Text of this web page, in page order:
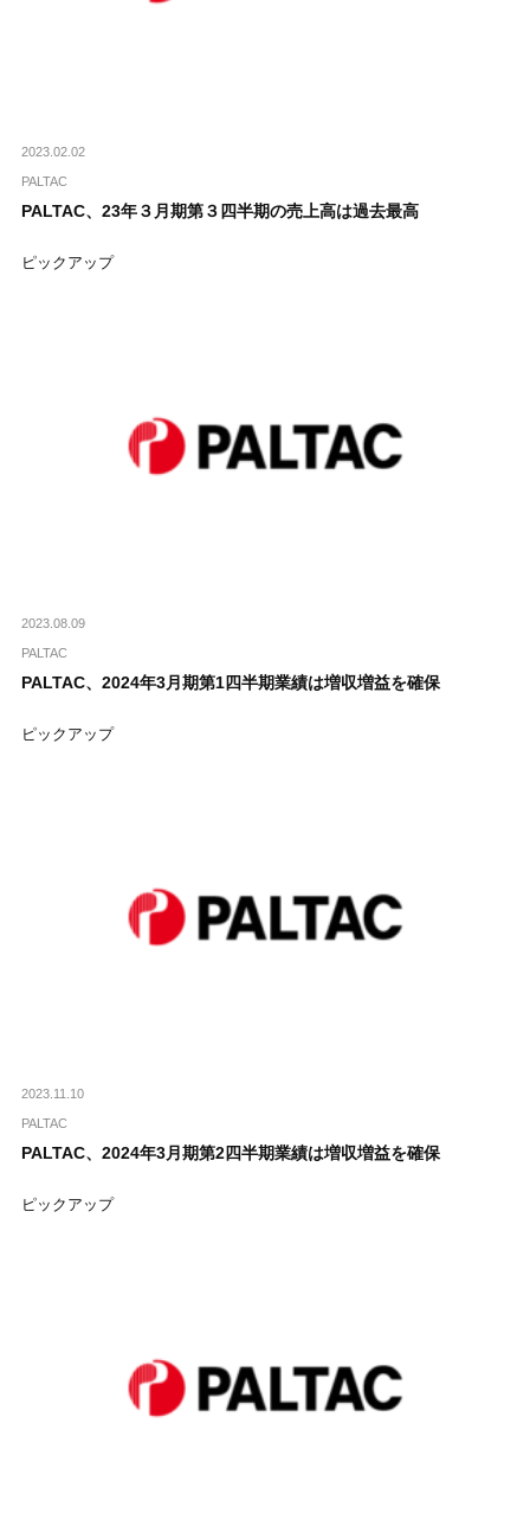
2023.02.02
PALTAC
PALTAC、23年３月期第３四半期の売上高は過去最高
ピックアップ
2023.08.09
PALTAC
PALTAC、2024年3月期第1四半期業績は増収増益を確保
ピックアップ
2023.11.10
PALTAC
PALTAC、2024年3月期第2四半期業績は増収増益を確保
ピックアップ